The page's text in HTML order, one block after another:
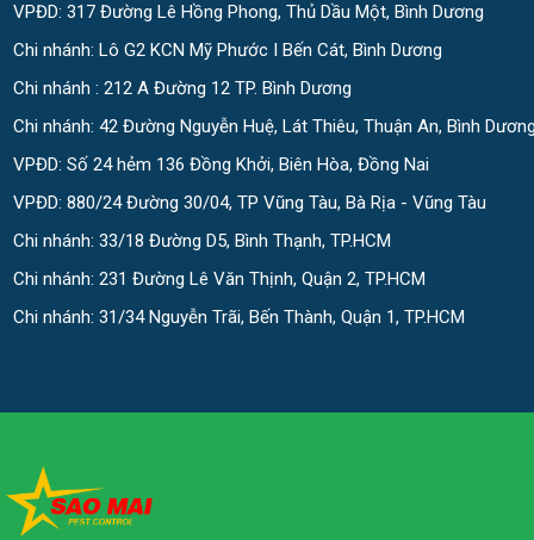
VPĐD: 317 Đường Lê Hồng Phong, Thủ Dầu Một, Bình Dương
Chi nhánh: Lô G2 KCN Mỹ Phước I Bến Cát, Bình Dương
Chi nhánh : 212 A Đường 12 TP. Bình Dương
Chi nhánh: 42 Đường Nguyễn Huệ, Lát Thiêu, Thuận An, Bình
VPĐD: Số 24 hẻm 136 Đồng Khởi, Biên Hòa, Đồng Nai
VPĐD: 880/24 Đường 30/04, TP Vũng Tàu, Bà Rịa - Vũng Tàu
Chi nhánh: 33/18 Đường D5, Bình Thạnh, TP.HCM
Chi nhánh: 231 Đường Lê Văn Thịnh, Quận 2, TP.HCM
Chi nhánh: 31/34 Nguyễn Trãi, Bến Thành, Quận 1, TP.HCM